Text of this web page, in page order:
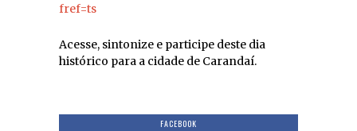
fref=ts
Acesse, sintonize e participe deste dia
histórico para a cidade de Carandaí.
FACEBOOK